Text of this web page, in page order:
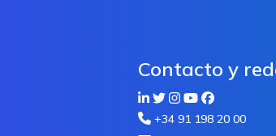
Contacto y
+34 91 198 20 00